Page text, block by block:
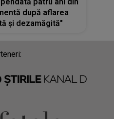
după aflarea
și dezamăgită"